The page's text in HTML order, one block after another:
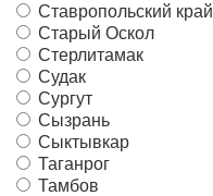
Ставропольский край
Старый Оскол
Стерлитамак
Судак
Сургут
Сызрань
Сыктывкар
Таганрог
Тамбов